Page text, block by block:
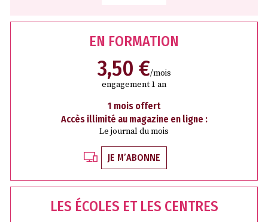
EN FORMATION
3,50 €/mois
engagement 1 an
1 mois offert
Accès illimité au magazine en ligne :
Le journal du mois
JE M’ABONNE
LES ÉCOLES ET LES CENTRES